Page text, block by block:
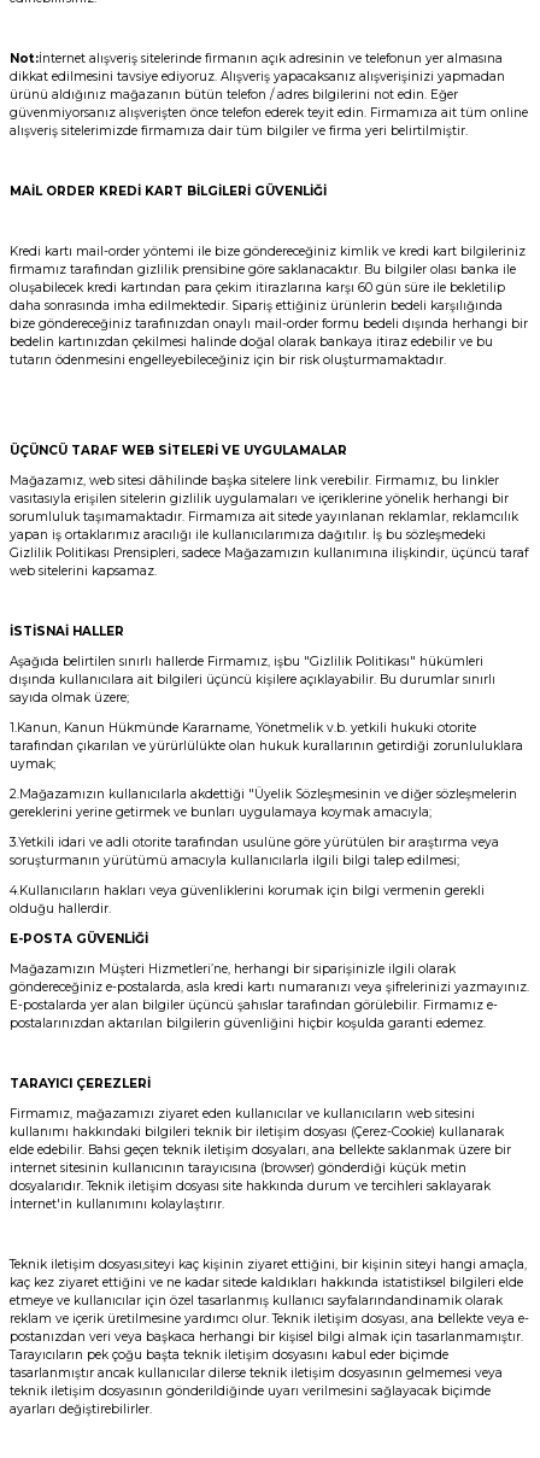
Not:İnternet alışveriş sitelerinde firmanın açık adresinin ve telefonun yer almasına
dikkat edilmesini tavsiye ediyoruz. Alışveriş yapacaksanız alışverişinizi yapmadan
ürünü aldığınız mağazanın bütün telefon / adres bilgilerini not edin. Eğer
güvenmiyorsanız alışverişten önce telefon ederek teyit edin. Firmamıza ait tüm online
alışveriş sitelerimizde firmamıza dair tüm bilgiler ve firma yeri belirtilmiştir.
MAİL ORDER KREDİ KART BİLGİLERİ GÜVENLİĞİ
Kredi kartı mail-order yöntemi ile bize göndereceğiniz kimlik ve kredi kart bilgileriniz
firmamız tarafından gizlilik prensibine göre saklanacaktır. Bu bilgiler olası banka ile
oluşabilecek kredi kartından para çekim itirazlarına karşı 60 gün süre ile bekletilip
daha sonrasında imha edilmektedir. Sipariş ettiğiniz ürünlerin bedeli karşılığında
bize göndereceğiniz tarafınızdan onaylı mail-order formu bedeli dışında herhangi bir
bedelin kartınızdan çekilmesi halinde doğal olarak bankaya itiraz edebilir ve bu
tutarın ödenmesini engelleyebileceğiniz için bir risk oluşturmamaktadır.
ÜÇÜNCÜ TARAF WEB SİTELERİ VE UYGULAMALAR
Mağazamız, web sitesi dâhilinde başka sitelere link verebilir. Firmamız, bu linkler
vasıtasıyla erişilen sitelerin gizlilik uygulamaları ve içeriklerine yönelik herhangi bir
sorumluluk taşımamaktadır. Firmamıza ait sitede yayınlanan reklamlar, reklamcılık
yapan iş ortaklarımız aracılığı ile kullanıcılarımıza dağıtılır. İş bu sözleşmedeki
Gizlilik Politikası Prensipleri, sadece Mağazamızın kullanımına ilişkindir, üçüncü taraf
web sitelerini kapsamaz.
İSTİSNAİ HALLER
Aşağıda belirtilen sınırlı hallerde Firmamız, işbu "Gizlilik Politikası" hükümleri
dışında kullanıcılara ait bilgileri üçüncü kişilere açıklayabilir. Bu durumlar sınırlı
sayıda olmak üzere;
1.Kanun, Kanun Hükmünde Kararname, Yönetmelik v.b. yetkili hukuki otorite
tarafından çıkarılan ve yürürlülükte olan hukuk kurallarının getirdiği zorunluluklara
uymak;
2.Mağazamızın kullanıcılarla akdettiği "Üyelik Sözleşmesinin ve diğer sözleşmelerin
gereklerini yerine getirmek ve bunları uygulamaya koymak amacıyla;
3.Yetkili idari ve adli otorite tarafından usulüne göre yürütülen bir araştırma veya
soruşturmanın yürütümü amacıyla kullanıcılarla ilgili bilgi talep edilmesi;
4.Kullanıcıların hakları veya güvenliklerini korumak için bilgi vermenin gerekli
olduğu hallerdir.
E-POSTA GÜVENLİĞİ
Mağazamızın Müşteri Hizmetleri’ne, herhangi bir siparişinizle ilgili olarak
göndereceğiniz e-postalarda, asla kredi kartı numaranızı veya şifrelerinizi yazmayınız.
E-postalarda yer alan bilgiler üçüncü şahıslar tarafından görülebilir. Firmamız e-
postalarınızdan aktarılan bilgilerin güvenliğini hiçbir koşulda garanti edemez.
TARAYICI ÇEREZLERİ
Firmamız, mağazamızı ziyaret eden kullanıcılar ve kullanıcıların web sitesini
kullanımı hakkındaki bilgileri teknik bir iletişim dosyası (Çerez-Cookie) kullanarak
elde edebilir. Bahsi geçen teknik iletişim dosyaları, ana bellekte saklanmak üzere bir
internet sitesinin kullanıcının tarayıcısına (browser) gönderdiği küçük metin
dosyalarıdır. Teknik iletişim dosyası site hakkında durum ve tercihleri saklayarak
İnternet'in kullanımını kolaylaştırır.
Teknik iletişim dosyası,siteyi kaç kişinin ziyaret ettiğini, bir kişinin siteyi hangi amaçla,
kaç kez ziyaret ettiğini ve ne kadar sitede kaldıkları hakkında istatistiksel bilgileri elde
etmeye ve kullanıcılar için özel tasarlanmış kullanıcı sayfalarındandinamik olarak
reklam ve içerik üretilmesine yardımcı olur. Teknik iletişim dosyası, ana bellekte veya e-
postanızdan veri veya başkaca herhangi bir kişisel bilgi almak için tasarlanmamıştır.
Tarayıcıların pek çoğu başta teknik iletişim dosyasını kabul eder biçimde
tasarlanmıştır ancak kullanıcılar dilerse teknik iletişim dosyasının gelmemesi veya
teknik iletişim dosyasının gönderildiğinde uyarı verilmesini sağlayacak biçimde
ayarları değiştirebilirler.